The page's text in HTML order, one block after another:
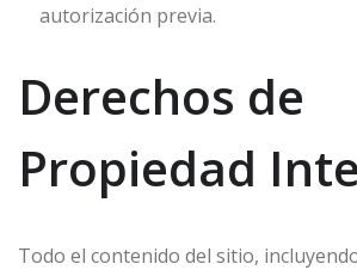
autorización previa.
Derechos de
Propiedad
Todo el contenido del sitio,